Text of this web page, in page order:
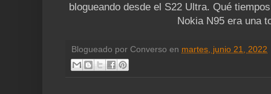
blogueando desde el S22 Ultra. Qué
Nokia N95 era una
Blogueado por Converso en martes, junio 21, 2022